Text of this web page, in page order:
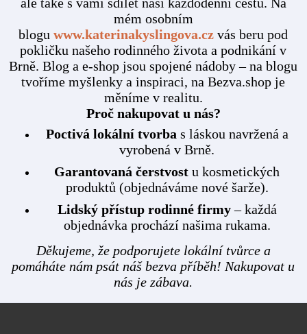
mém osobním
bloguwww.katerinakyslingova.cz vás beru pod
pokličku našeho rodinného života a podnikání v
Brně. Blog a e-shop jsou spojené nádoby – na blogu
tvoříme myšlenky a inspiraci, na Bezva.shop je
měníme v realitu.
Proč nakupovat u nás?
Poctivá lokální tvorbas láskou navržená a
vyrobená v Brně.
Garantovaná čerstvost u kosmetických
produktů (objednáváme nové šarže).
Lidský přístup rodinné firmy– každá
objednávka prochází našima rukama.
Děkujeme, že podporujete lokální tvůrce a
pomáháte nám psát náš bezva příběh! Nakupovat u
nás je zábava.